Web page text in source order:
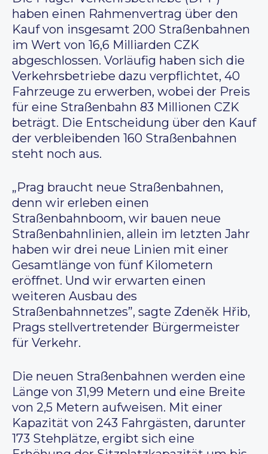
haben einen Rahmenvertrag über den
Kauf von insgesamt 200 Straßenbahnen
im Wert von 16,6 Milliarden CZK
abgeschlossen. Vorläufig haben sich die
Verkehrsbetriebe dazu verpflichtet, 40
Fahrzeuge zu erwerben, wobei der Preis
für eine Straßenbahn 83 Millionen CZK
beträgt. Die Entscheidung über den Kauf
der verbleibenden 160 Straßenbahnen
steht noch aus.
„Prag braucht neue Straßenbahnen,
denn wir erleben einen
Straßenbahnboom, wir bauen neue
Straßenbahnlinien, allein im letzten Jahr
haben wir drei neue Linien mit einer
Gesamtlänge von fünf Kilometern
eröffnet. Und wir erwarten einen
weiteren Ausbau des
Straßenbahnnetzes”, sagte Zdeněk Hřib,
Prags stellvertretender Bürgermeister
für Verkehr.
Die neuen Straßenbahnen werden eine
Länge von 31,99 Metern und eine Breite
von 2,5 Metern aufweisen. Mit einer
Kapazität von 243 Fahrgästen, darunter
173 Stehplätze, ergibt sich eine